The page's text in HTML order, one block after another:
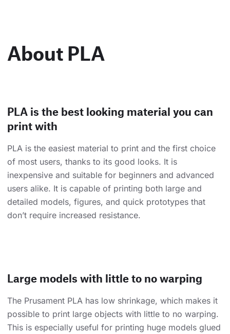
About PLA
PLA is the best looking material you can
print with
PLA is the easiest material to print and the first choice
of most users, thanks to its good looks. It is
inexpensive and suitable for beginners and advanced
users alike. It is capable of printing both large and
detailed models, figures, and quick prototypes that
don’t require increased resistance.
Large models with little to no warping
The Prusament PLA has low shrinkage, which makes it
possible to print large objects with little to no warping.
This is especially useful for printing huge models glued